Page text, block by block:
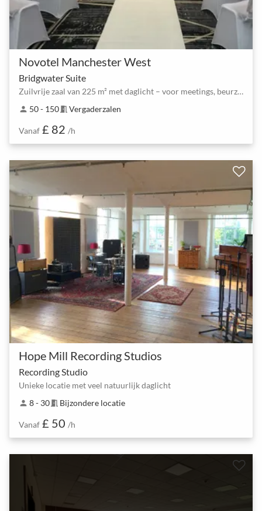
Novotel Manchester West
Bridgwater Suite
Zuilvrije zaal van 225 m² met daglicht – voor meetings, beurzen en bruiloften
person 50 - 150meeting_room Vergaderzalen
Vanaf £ 82 /h
Hope Mill Recording Studios
Recording Studio
Unieke locatie met veel natuurlijk daglicht
person 8 - 30meeting_room Bijzondere locatie
Vanaf £ 50 /h